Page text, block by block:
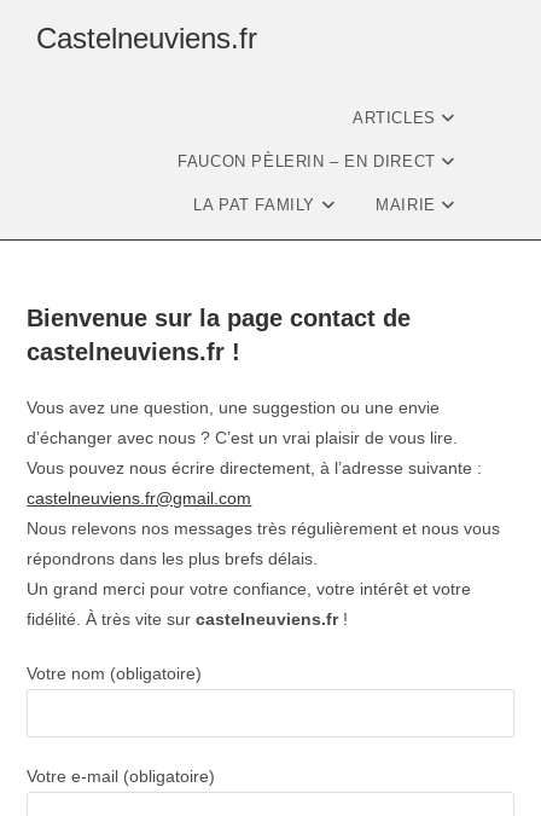
Castelneuviens.fr
ARTICLES
FAUCON PÈLERIN – EN DIRECT
LA PAT FAMILY MAIRIE
Bienvenue sur la page contact de
castelneuviens.fr !
Vous avez une question, une suggestion ou une envie
d’échanger avec nous ? C’est un vrai plaisir de vous lire.
Vous pouvez nous écrire directement, à l’adresse suivante :
castelneuviens.fr@gmail.com
Nous relevons nos messages très régulièrement et nous vous
répondrons dans les plus brefs délais.
Un grand merci pour votre confiance, votre intérêt et votre
fidélité. À très vite surcastelneuviens.fr!
Votre nom (obligatoire)
Votre e-mail (obligatoire)